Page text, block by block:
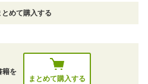
とめて購入する
籍を
まとめて購入する